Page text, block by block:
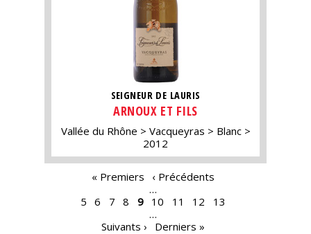
SEIGNEUR DE LAURIS
ARNOUX ET FILS
Vallée du Rhône Vacqueyras
Blanc
2012
« Premiers
‹ Précédents
…
5
6 7 8 9 10 11 12
13
…
Suivants ›
Derniers »